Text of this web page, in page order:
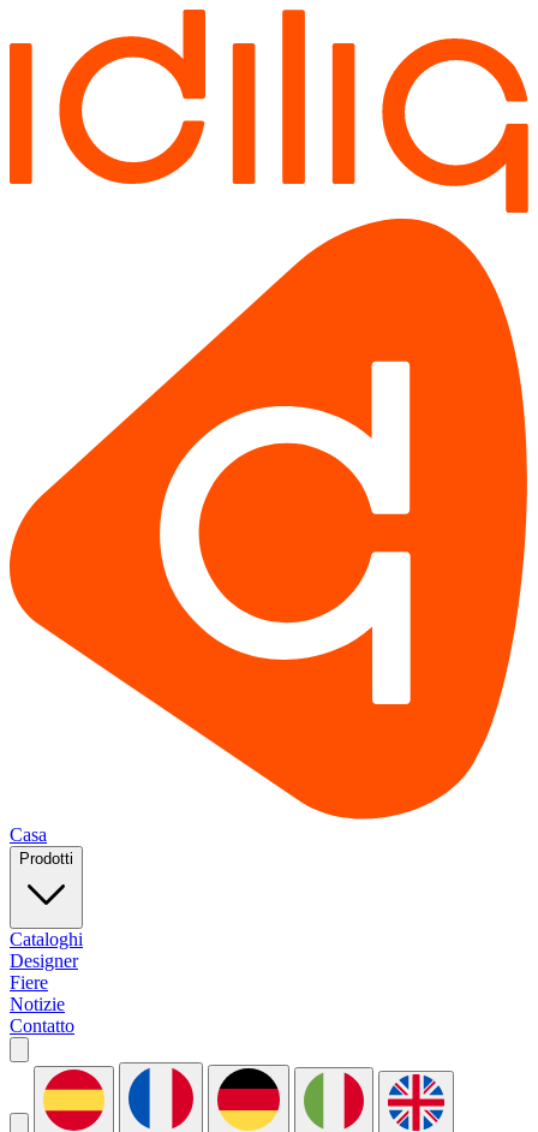
Casa
Prodotti
Cataloghi
Designer
Fiere
Notizie
Contatto